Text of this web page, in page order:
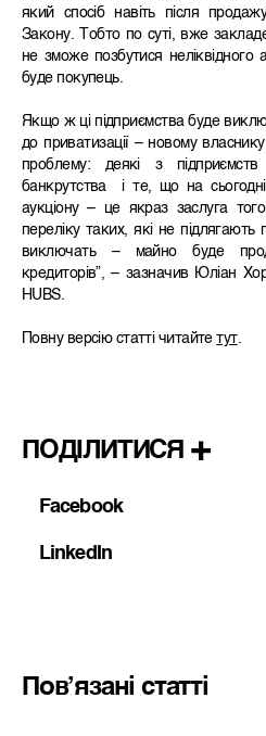
який спосіб навіть після
Закону. Тобто по суті, вже
не зможе позбутися неліквідного
буде покупець.
Якщо ж ці підприємства буде
до приватизації – новому
проблему: деякі з
банкрутства і те, що на
аукціону – це якраз заслуга
переліку таких, які не підлягають
виключать – майно буде
кредиторів”, – зазначив Юліан
HUBS.
Повну версію статті читайтетут.
ПОДІЛИТИСЯ
Facebook
LinkedIn
Пов’язані статті